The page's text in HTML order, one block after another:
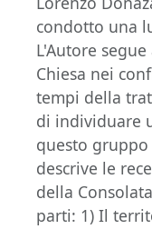
condotto una
L'Autore
Chiesa nei
tempi della
di individuare
questo gruppo
descrive le
della
parti: 1) Il